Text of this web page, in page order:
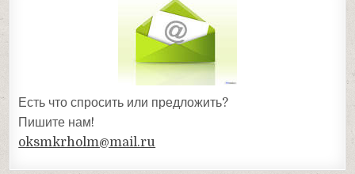
Есть что спросить или предложить?
Пишите нам!
oksmkrholm@mail.ru